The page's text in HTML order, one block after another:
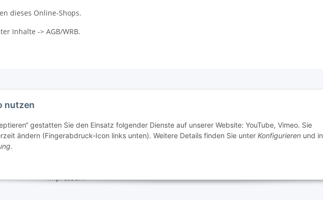
nutzen
gestatten Sie den Einsatz folgender Dienste auf unserer Website: YouTube, Vimeo. Sie
ändern (Fingerabdruck-Icon links unten). Weitere Details finden Sie unter Konfigurieren und in
.
dieses Online-Shops.
Inhalte -> AGB/WRB.
Datenschutz
AGB
Impressum